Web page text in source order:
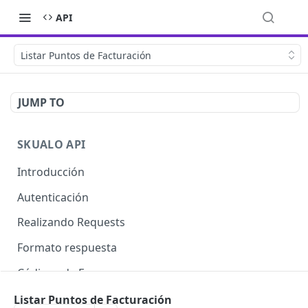
API
Listar Puntos de Facturación
JUMP TO
SKUALO API
Introducción
Autenticación
Realizando Requests
Formato respuesta
Códigos de Errores
Límite de consultas
Listar Puntos de Facturación